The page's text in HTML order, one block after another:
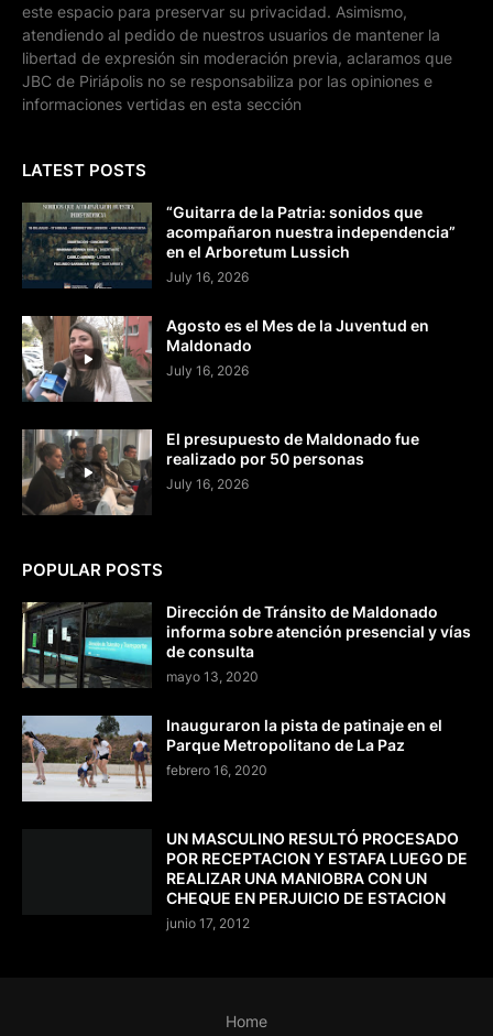
este espacio para preservar su privacidad. Asimismo,
atendiendo al pedido de nuestros usuarios de mantener la
libertad de expresión sin moderación previa, aclaramos que
JBC de Piriápolis no se responsabiliza por las opiniones e
informaciones vertidas en esta sección
LATEST POSTS
“Guitarra de la Patria: sonidos que
acompañaron nuestra independencia”
en el Arboretum Lussich
July 16, 2026
Agosto es el Mes de la Juventud en
Maldonado
July 16, 2026
El presupuesto de Maldonado fue
realizado por 50 personas
July 16, 2026
POPULAR POSTS
Dirección de Tránsito de Maldonado
informa sobre atención presencial y vías
de consulta
mayo 13, 2020
Inauguraron la pista de patinaje en el
Parque Metropolitano de La Paz
febrero 16, 2020
UN MASCULINO RESULTÓ PROCESADO
POR RECEPTACION Y ESTAFA LUEGO DE
REALIZAR UNA MANIOBRA CON UN
CHEQUE EN PERJUICIO DE ESTACION
junio 17, 2012
Home